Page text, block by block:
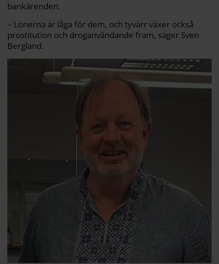
bankärenden.
– Lönerna är låga för dem, och tyvärr växer också
prostitution och droganvändande fram, säger Sven
Bergland.